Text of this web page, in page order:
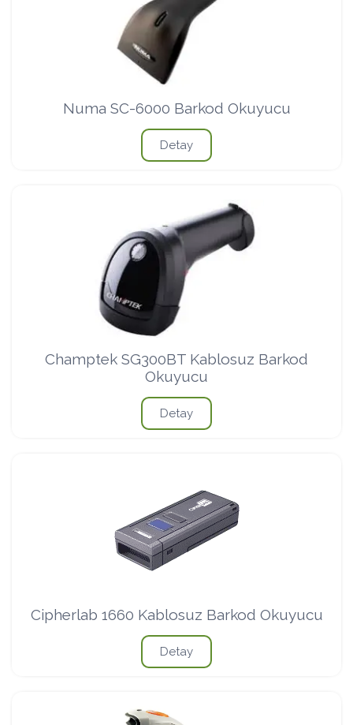
Numa SC-6000 Barkod Okuyucu
Detay
Champtek SG300BT Kablosuz Barkod
Okuyucu
Detay
Cipherlab 1660 Kablosuz Barkod Okuyucu
Detay